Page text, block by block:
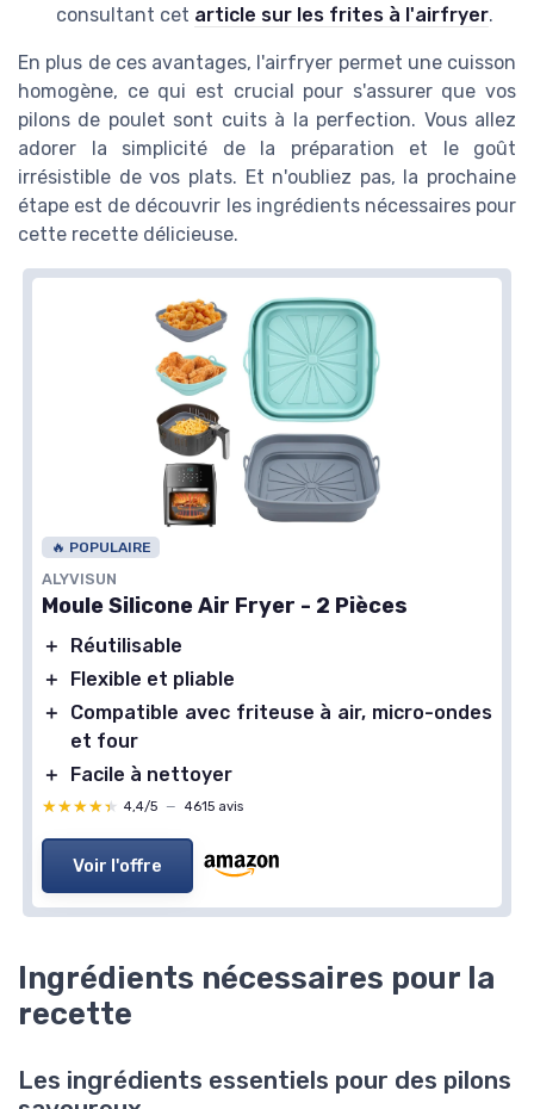
consultant cet article sur les frites à l'airfryer.
En plus de ces avantages, l'airfryer permet une cuisson
homogène, ce qui est crucial pour s'assurer que vos
pilons de poulet sont cuits à la perfection. Vous allez
adorer la simplicité de la préparation et le goût
irrésistible de vos plats. Et n'oubliez pas, la prochaine
étape est de découvrir les ingrédients nécessaires pour
cette recette délicieuse.
🔥 POPULAIRE
ALYVISUN
Moule Silicone Air Fryer - 2 Pièces
＋
Réutilisable
＋
Flexible et pliable
＋
Compatible avec friteuse à air, micro-ondes
et four
＋
Facile à nettoyer
★★★★★
★★★★★ 4,4/5 — 4615 avis
Voir l'offre
Ingrédients nécessaires pour la
recette
Les ingrédients essentiels pour des pilons